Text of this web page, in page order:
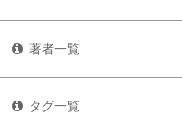
著者一覧
タグ一覧